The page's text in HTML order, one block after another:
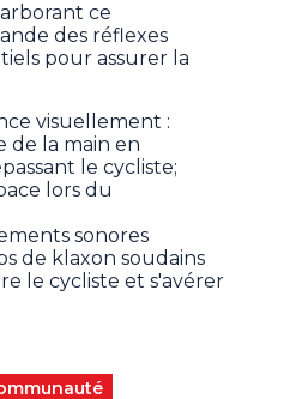
ce
des réflexes
pour assurer la
visuellement :
de la main en
le cycliste;
lors du
sonores
de klaxon soudains
le cycliste et s'avérer